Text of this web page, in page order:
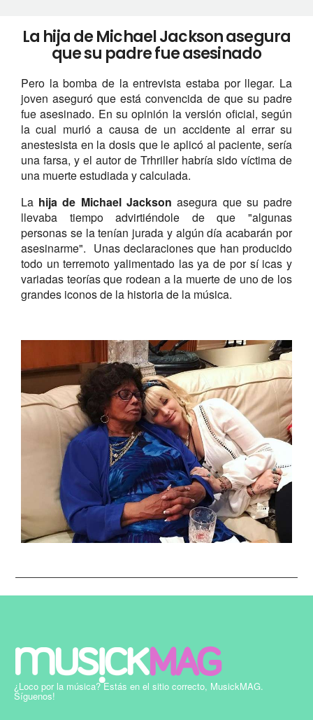
La hija de Michael Jackson asegura
que su padre fue asesinado
Pero la bomba de la entrevista estaba por llegar. La
joven aseguró que está convencida de que su padre
fue asesinado. En su opinión la versión oficial, según
la cual murió a causa de un accidente al errar su
anestesista en la dosis que le aplicó al paciente, sería
una farsa, y el autor de Trhriller habría sido víctima de
una muerte estudiada y calculada.
La hija de Michael Jackson asegura que su padre
llevaba tiempo advirtiéndole de que "algunas
personas se la tenían jurada y algún día acabarán por
asesinarme". Unas declaraciones que han producido
todo un terremoto yalimentado las ya de por sí icas y
variadas teorías que rodean a la muerte de uno de los
grandes iconos de la historia de la música.
¿Loco por la música? Estás en el sitio correcto, MusickMAG.
Síguenos!